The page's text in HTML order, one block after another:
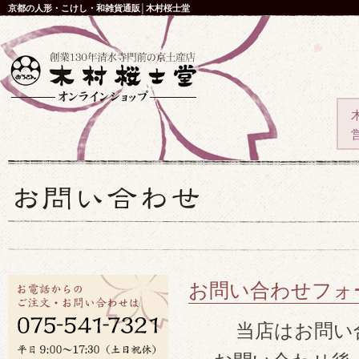
京都の人形・こけし・和雑貨通販│木村桜士堂
お問い合わせフォ
当店はお問